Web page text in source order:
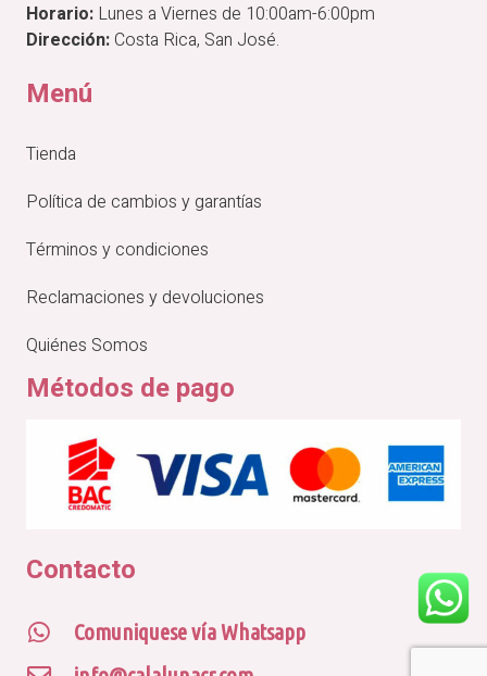
Horario: Lunes a Viernes de 10:00am-6:00pm
Dirección:Costa Rica, San José.
Menú
Tienda
Política de cambios y garantías
Términos y condiciones
Reclamaciones y devoluciones
Quiénes Somos
Métodos de pago
Contacto
Comuniquese vía Whatsapp